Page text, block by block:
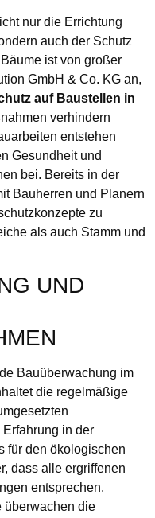
nur die Errichtung
auch der Schutz
ist von großer
GmbH & Co. KG an,
auf Baustellen in
verhindern
entstehen
Gesundheit und
bei. Bereits in der
Bauherren und Planern
zu
als auch Stamm und
UND
Bauüberwachung im
die regelmäßige
in der
für den ökologischen
dass alle ergriffenen
entsprechen.
überwachen die